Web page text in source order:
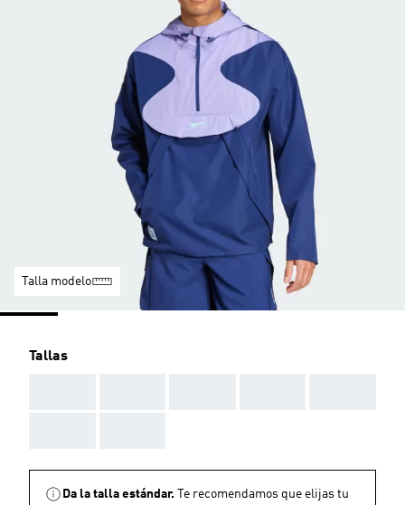
Talla modelo
Tallas
Da la talla estándar.
Te recomendamos que elijas tu